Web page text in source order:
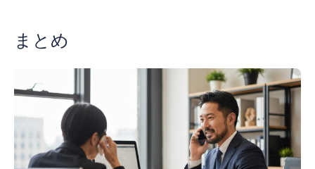
まとめ